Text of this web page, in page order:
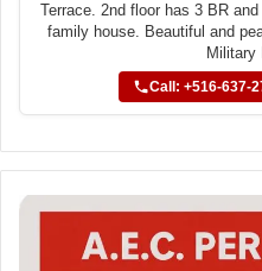
Terrace. 2nd floor has 3 BR
family house. Beautiful and
Military
Call: +516-637-